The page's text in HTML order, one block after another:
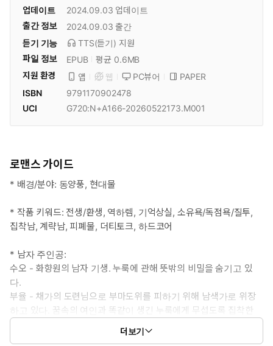
업데이트 2024.09.03 업데이트
출간 정보
2024.09.03 출간
듣기 기능
TTS(듣기) 지원
파일 정보
EPUB
평균 0.6MB
지원 환경
앱 웹 PC뷰어
PAPER
ISBN
9791170902478
UCI
G720:N+A166-20260522173.M001
로맨스 가이드
* 배경/분야: 동양풍, 현대물
* 작품 키워드: 전생/환생, 역하렘, 기억상실, 소유욕/독점욕/질투,
집착남, 계략남, 피폐물, 더티토크, 하드코어
* 남자 주인공:
수오 - 화향원의 남자 기생. 누룩에 관해 뜻밖의 비밀을 숨기고 있
다.
부율 - 채가의 도련님으로 부마도위를 피하기 위해 남색가로 위장
하고 있다. 꿈속의 여인과 똑같이 생긴 누룩에게 무섭도록 집착한
선정 - 대장군직에 있었으나 가문 숙청에서 벗어나기 위해 오래도록
더보기